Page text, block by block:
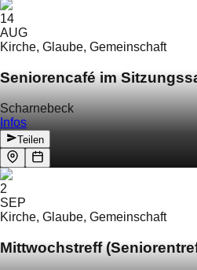
14
AUG
Kirche, Glaube, Gemeinschaft
Seniorencafé im
Scharnebeck
Infos
Teilen
2
SEP
Kirche, Glaube, Gemeinschaft
Mittwochstreff